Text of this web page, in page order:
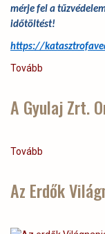
mérje fel a
időtöltést!
https://
Tovább
tűzvédelmi
A Gyulaj Zrt.
Tovább
Online
Az Erdők